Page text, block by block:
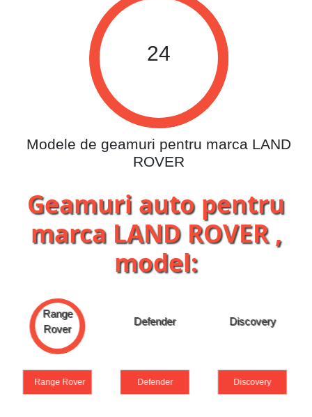
24
Modele de geamuri pentru marca LAND
ROVER
Geamuri auto pentru
marca LAND ROVER ,
model:
Defender
Defender
Discovery
Discovery
Freelander
Freelander